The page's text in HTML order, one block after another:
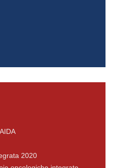
2020